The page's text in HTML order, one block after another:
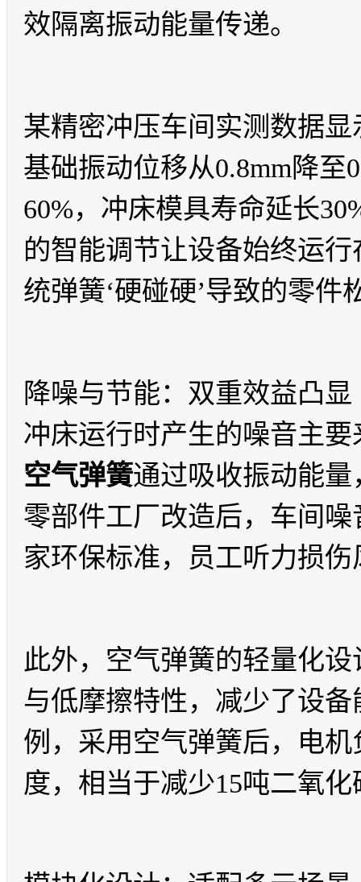
效隔离振动能量传递。
某精密冲压车间实测数据
基础振动位移从0.8mm降至
60%，冲床模具寿命延长
的智能调节让设备始终运
统弹簧‘硬碰硬’导致的零件
降噪与节能：双重效益凸显
冲床运行时产生的噪音主
空气弹簧通过吸收振动能
零部件工厂改造后，车间
家环保标准，员工听力损
此外，空气弹簧的轻量化
与低摩擦特性，减少了设
例，采用空气弹簧后，电
度，相当于减少15吨二氧